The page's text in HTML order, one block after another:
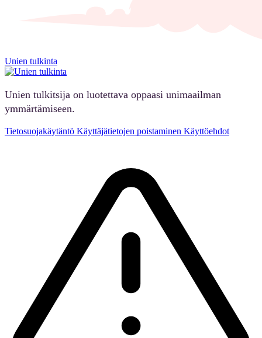
Unien tulkinta
Unien tulkitsija on luotettava oppaasi unimaailman
ymmärtämiseen.
Tietosuojakäytäntö Käyttäjätietojen poistaminen Käyttöehdot